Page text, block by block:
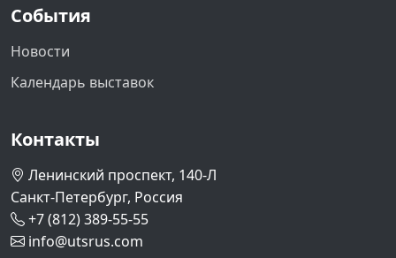
События
Новости
Календарь выставок
Контакты
Ленинский проспект, 140-Л
Санкт-Петербург, Россия
+7 (812) 389-55-55
info@utsrus.com